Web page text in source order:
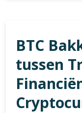
BTC
tussen